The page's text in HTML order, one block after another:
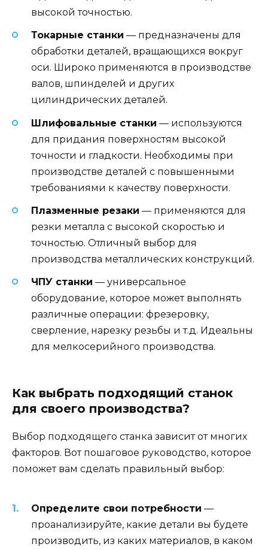
высокой точностью.
Токарные станки — предназначены для
обработки деталей, вращающихся вокруг
оси. Широко применяются в производстве
валов, шпинделей и других
цилиндрических деталей.
Шлифовальные станки — используются
для придания поверхностям высокой
точности и гладкости. Необходимы при
производстве деталей с повышенными
требованиями к качеству поверхности.
Плазменные резаки — применяются для
резки металла с высокой скоростью и
точностью. Отличный выбор для
производства металлических конструкций.
ЧПУ станки — универсальное
оборудование, которое может выполнять
различные операции: фрезеровку,
сверление, нарезку резьбы и т.д. Идеальны
для мелкосерийного производства.
Как выбрать подходящий станок
для своего производства?
Выбор подходящего станка зависит от многих
факторов. Вот пошаговое руководство, которое
поможет вам сделать правильный выбор:
Определите свои потребности —
проанализируйте, какие детали вы будете
производить, из каких материалов, в каком